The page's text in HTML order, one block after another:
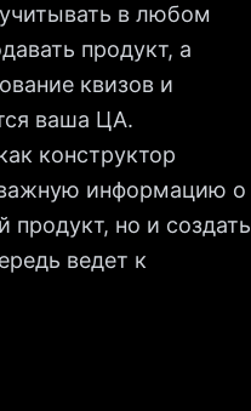
в любом
продукт, а
квизов и
ваша ЦА.
конструктор
информацию о
но и создать
ведет к